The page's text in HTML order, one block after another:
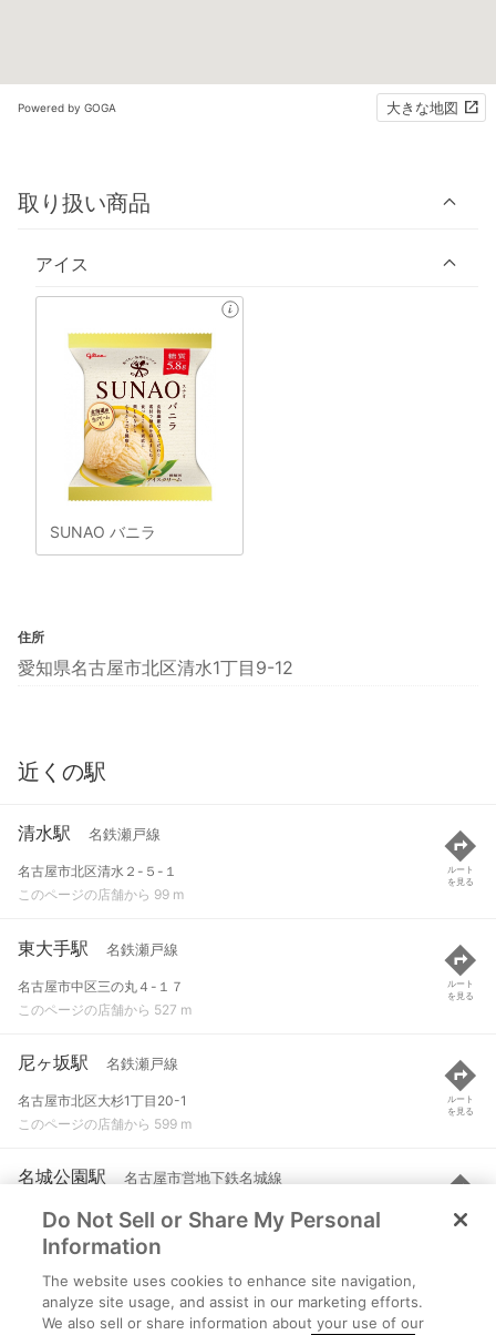
Powered by GOGA 大きな地図
取り扱い商品
アイス
SUNAO バニラ
住所
愛知県名古屋市北区清水1丁目9-12
近くの駅
清水駅 名鉄瀬戸線
名古屋市北区清水２-５-１
このページの店舗から 99 m
ルート
を見る
東大手駅 名鉄瀬戸線
名古屋市中区三の丸４-１７
このページの店舗から 527 m
ルート
を見る
尼ヶ坂駅 名鉄瀬戸線
名古屋市北区大杉1丁目20-1
このページの店舗から 599 m
ルート
を見る
名城公園駅 名古屋市営地下鉄名城線
名古屋市北区名城２-１-２６
このページの店舗から 851 m
ルート
を見る
名古屋城駅 名古屋市営地下鉄名城線
名古屋市中区三の丸３-１-１
Do Not Sell or Share My Personal
Information
The website uses cookies to enhance site navigation,
analyze site usage, and assist in our marketing efforts.
We also sell or share information about your use of our